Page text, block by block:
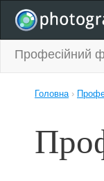
Професійний
Головна›